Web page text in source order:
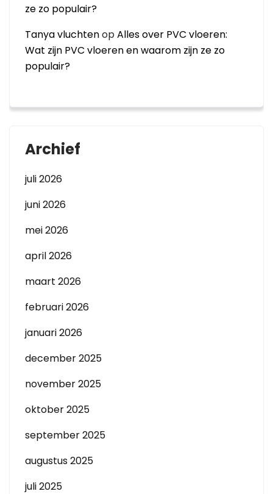
ze zo populair?
Tanya vluchtenopAlles over PVC vloeren:
Wat zijn PVC vloeren en waarom zijn ze zo
populair?
Archief
juli 2026
juni 2026
mei 2026
april 2026
maart 2026
februari 2026
januari 2026
december 2025
november 2025
oktober 2025
september 2025
augustus 2025
juli 2025